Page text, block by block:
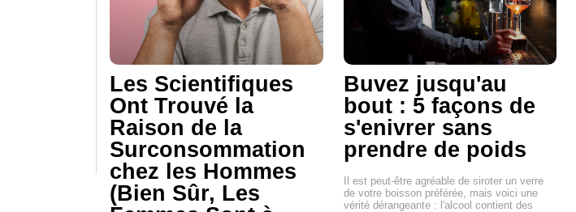
Les Scientifiques
Ont Trouvé la
Raison de la
Surconsommation
chez les Hommes
(Bien Sûr, Les
Buvez jusqu'au
bout : 5 façons de
s'enivrer sans
prendre de poids
Il est peut-être agréable de siroter un verre
de votre boisson préférée, mais voici une
vérité dérangeante : l'alcool contient des